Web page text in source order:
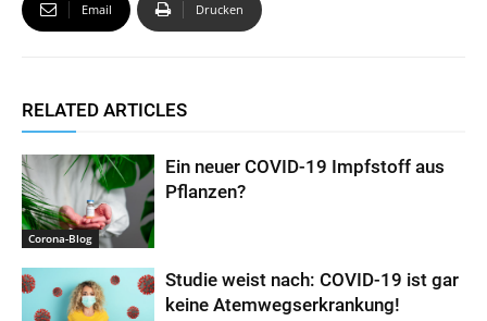
k
Email Drucken
RELATED ARTICLES
Corona-Blog
Ein neuer COVID-19 Impfstoff aus
Pflanzen?
Studie weist nach: COVID-19 ist gar
keine Atemwegserkrankung!